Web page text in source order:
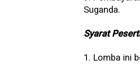
Suganda.
Syarat
1. Lomba ini